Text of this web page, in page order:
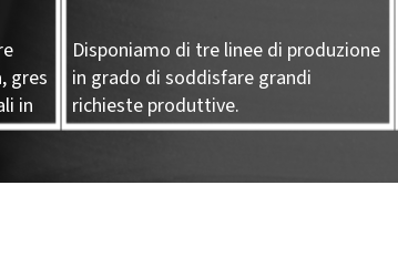
gres
in
Disponiamo di tre linee di produzione
in grado di soddisfare grandi
richieste produttive.